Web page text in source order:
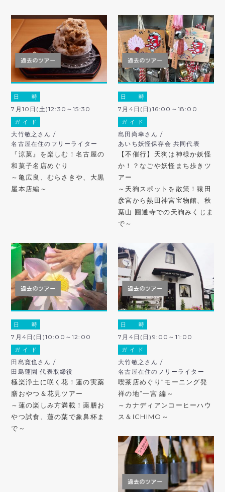
日 時
7月10日(土)12:30～15:30
ガ イ ド
大竹敏之さん /
名古屋在住のフリーライター
『涼菓』を楽しむ！名古屋の
和菓子名店めぐり
～亀広良、むらさきや、大黒
屋本店編～
日 時
7月4日(日)16:00～18:00
ガ イ ド
島田尚幸さん /
あいち妖怪保存会 共同代表
【不催行】天狗は神様か妖怪
か！？なごや妖怪まち歩きツ
アー
～天狗スポットを散策！猿田
彦宮から熱田神宮宝物館、秋
葉山 圓通寺での天狗みくじま
で～
日 時
7月4日(日)10:00～12:00
ガ イ ド
田島寛也さん /
田島蓮園 代表取締役
極楽浄土に咲く花！蓮の実薬
膳おやつ＆花見ツアー
～蓮の楽しみ方満載！薬膳お
やつ試食、蓮の葉で象鼻杯ま
で～
日 時
7月4日(日)9:00～11:00
ガ イ ド
大竹敏之さん /
名古屋在住のフリーライター
喫茶店めぐり“モーニング発
祥の地”一宮 編～
～カナディアンコーヒーハウ
ス＆ICHIMO～